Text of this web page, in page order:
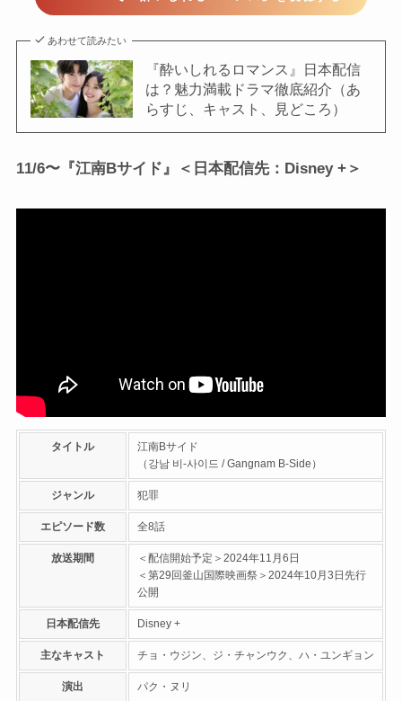
あわせて読みたい
『酔いしれるロマンス』日本配信
は？魅力満載ドラマ徹底紹介（あ
らすじ、キャスト、見どころ）
11/6〜『江南Bサイド』＜日本配信先：Disney +＞
タイトル
江南Bサイド
（강남 비-사이드 / Gangnam B-Side）
ジャンル 犯罪
エピソード数 全8話
放送期間
＜配信開始予定＞2024年11月6日
＜第29回釜山国際映画祭＞2024年10月3日先行
公開
日本配信先 Disney +
主なキャスト チョ・ウジン、ジ・チャンウク、ハ・ユンギョン
演出 パク・ヌリ